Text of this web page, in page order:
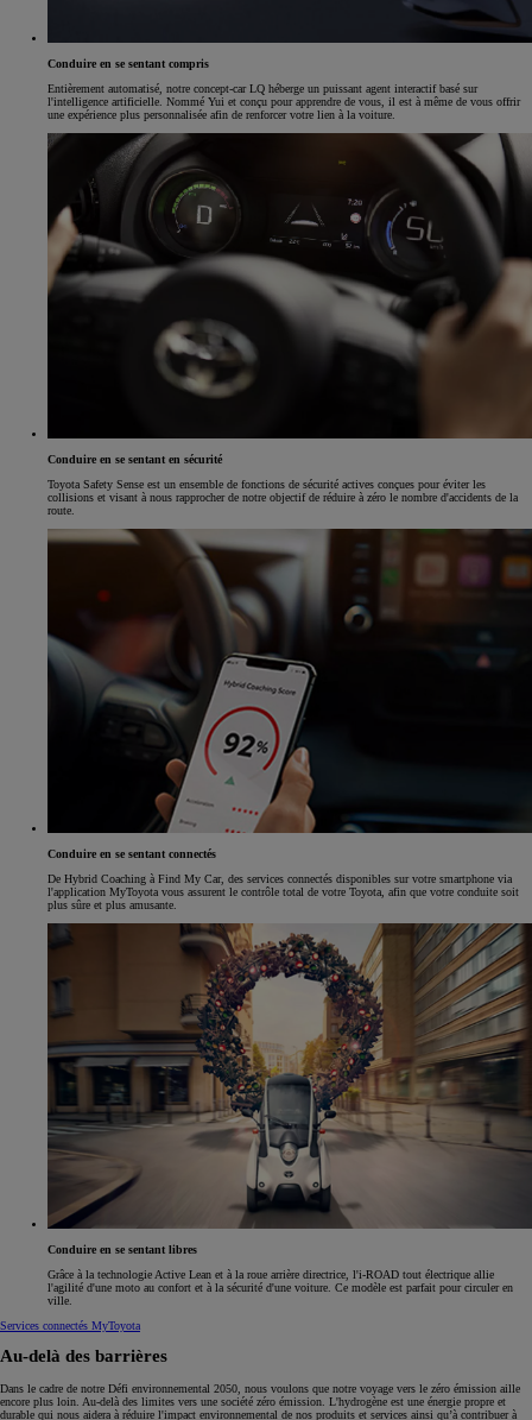
Conduire en se sentant compris
Entièrement automatisé, notre concept-car LQ héberge un puissant agent interactif basé sur
l'intelligence artificielle. Nommé Yui et conçu pour apprendre de vous, il est à même de vous offrir
une expérience plus personnalisée afin de renforcer votre lien à la voiture.
Conduire en se sentant en sécurité
Toyota Safety Sense est un ensemble de fonctions de sécurité actives conçues pour éviter les
collisions et visant à nous rapprocher de notre objectif de réduire à zéro le nombre d'accidents de la
route.
Conduire en se sentant connectés
De Hybrid Coaching à Find My Car, des services connectés disponibles sur votre smartphone via
l'application MyToyota vous assurent le contrôle total de votre Toyota, afin que votre conduite soit
plus sûre et plus amusante.
Conduire en se sentant libres
Grâce à la technologie Active Lean et à la roue arrière directrice, l'i-ROAD tout électrique allie
l'agilité d'une moto au confort et à la sécurité d'une voiture. Ce modèle est parfait pour circuler en
ville.
Services connectés MyToyota
Au-delà des barrières
Dans le cadre de notre Défi environnemental 2050, nous voulons que notre voyage vers le zéro émission aille
encore plus loin. Au-delà des limites vers une société zéro émission. L'hydrogène est une énergie propre et
durable qui nous aidera à réduire l'impact environnemental de nos produits et services ainsi qu’à contribuer à